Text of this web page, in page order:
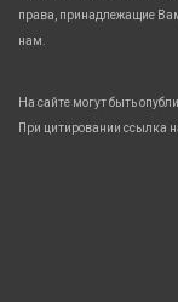
права, принадлежащие
нам.
На сайте могут быть
При цитировании ссылка